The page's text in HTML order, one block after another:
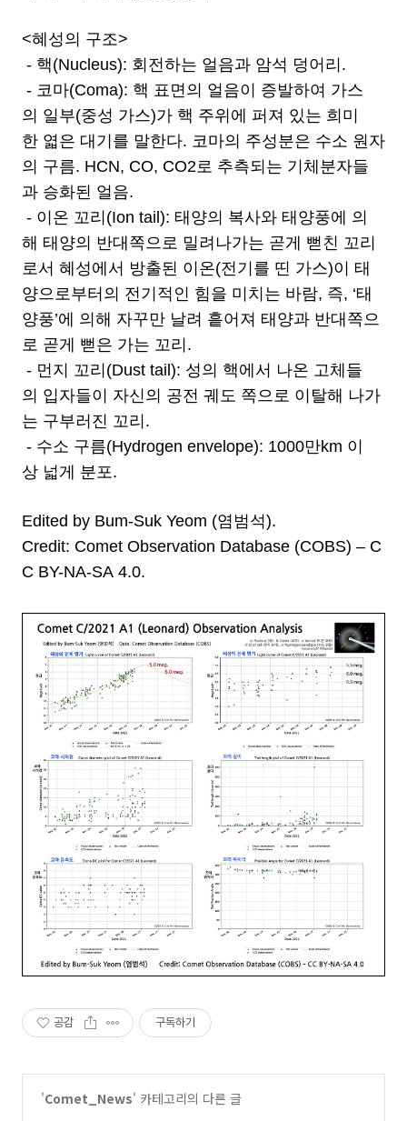
<혜성의 구조>
- 핵(Nucleus): 회전하는 얼음과 암석 덩어리.
- 코마(Coma): 핵 표면의 얼음이 증발하여 가스
의 일부(중성 가스)가 핵 주위에 퍼져 있는 희미
한 엷은 대기를 말한다. 코마의 주성분은 수소 원자
의 구름. HCN, CO, CO2로 추측되는 기체분자들
과 승화된 얼음.
- 이온 꼬리(Ion tail): 태양의 복사와 태양풍에 의
해 태양의 반대쪽으로 밀려나가는 곧게 뻗친 꼬리
로서 혜성에서 방출된 이온(전기를 띤 가스)이 태
양으로부터의 전기적인 힘을 미치는 바람, 즉, ‘태
양풍’에 의해 자꾸만 날려 흩어져 태양과 반대쪽으
로 곧게 뻗은 가는 꼬리.
- 먼지 꼬리(Dust tail): 성의 핵에서 나온 고체들
의 입자들이 자신의 공전 궤도 쪽으로 이탈해 나가
는 구부러진 꼬리.
- 수소 구름(Hydrogen envelope): 1000만km 이
상 넓게 분포.
Edited by Bum-Suk Yeom (염범석).
Credit: Comet Observation Database (COBS) – C
C BY-NA-SA 4.0.
공감 구독하기
'Comet_News' 카테고리의 다른 글